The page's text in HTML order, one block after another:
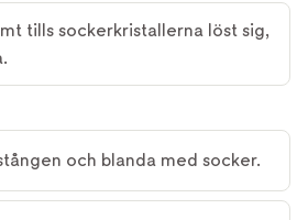
tills sockerkristallerna löst sig,
och blanda med socker.